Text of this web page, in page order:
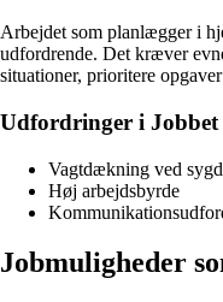
Arbejdet som planlægger i
udfordrende. Det kræver
situationer, prioritere
Udfordringer i Jobbet
Vagtdækning ved
Høj arbejdsbyrde
Jobmuligheder